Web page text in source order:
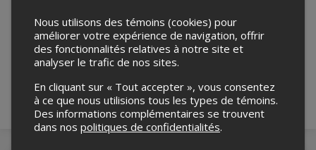
Merci de confirmer que vous n'êtes pas un
robot ci-bas.
Nous utilisons des témoins (cookies) pour
améliorer votre expérience de navigation, offrir
des fonctionnalités relatives à notre site et
analyser le trafic de nos sites.
En cliquant sur « Tout accepter », vous consentez
à ce que nous utilisions tous les types de témoins.
Des informations complémentaires se trouvent
dans nos politiques de confidentialités.